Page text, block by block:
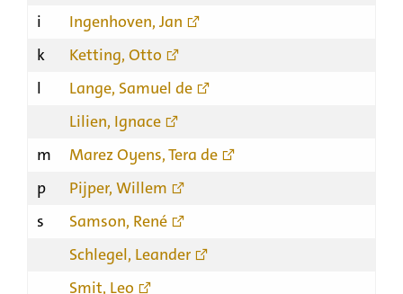
i
Ingenhoven, Jan
k
Ketting, Otto
l
Lange, Samuel de
Lilien, Ignace
m
Marez Oyens, Tera de
p
Pijper, Willem
s
Samson, René
Schlegel, Leander
Smit, Leo